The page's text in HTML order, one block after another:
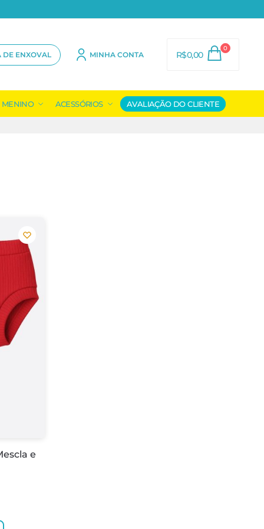
DE ENXOVAL MINHA CONTA R$0,00
0
MENINO ACESSÓRIOS AVALIAÇÃO DO CLIENTE
e